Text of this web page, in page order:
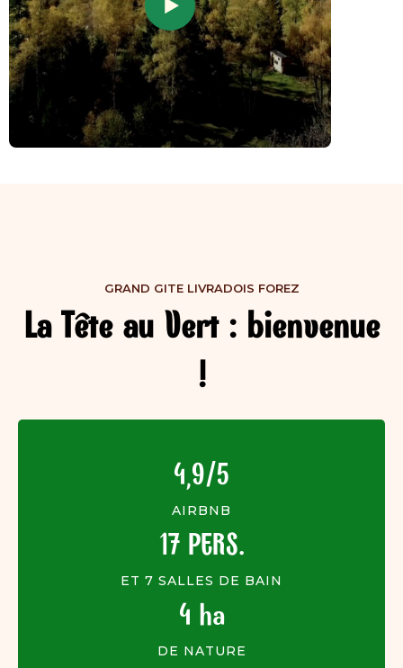
GRAND GITE LIVRADOIS FOREZ
La Tête au Vert : bienvenue
!
4,9/5
AIRBNB
17 PERS.
ET 7 SALLES DE BAIN
4 ha
DE NATURE